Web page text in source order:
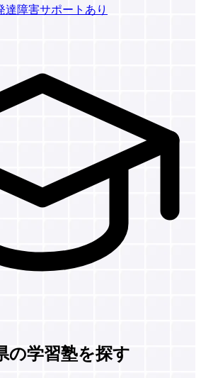
達障害サポートあり
の学習塾を探す